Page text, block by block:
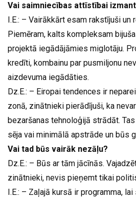
Vai saimniecības attīstībai
I.E.: – Vairākkārt esam rakstījuši un
Piemēram, kalts kompleksam
projektā iegādājāmies miglotāju.
kredīti, kombainu par pusmiljonu
aizdevuma iegādāties.
Dz.E.: – Eiropai tendences ir
zonā, zinātnieki pierādījuši, ka
bezaršanas tehnoloģijā strādāt.
sēja vai minimālā apstrāde un būs
Vai tad būs vairāk nezāļu?
Dz.E.: – Būs ar tām jācīnās.
zinātnieki, nevis pieņemt tikai
I.E.: – Zaļajā kursā ir programma,